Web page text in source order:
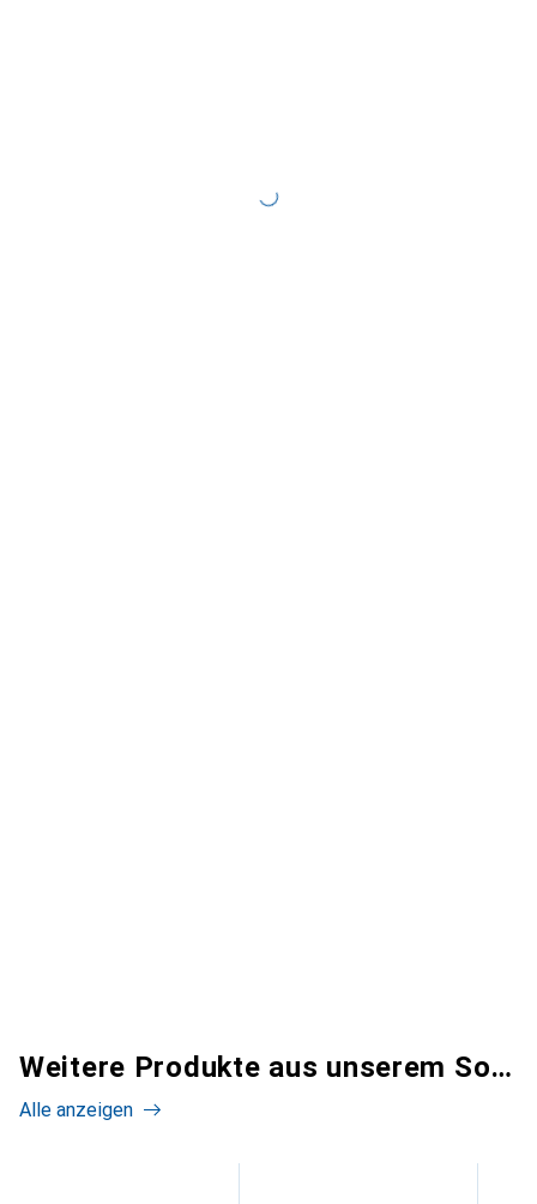
Weitere Produkte aus unserem Sortiment
Alle anzeigen